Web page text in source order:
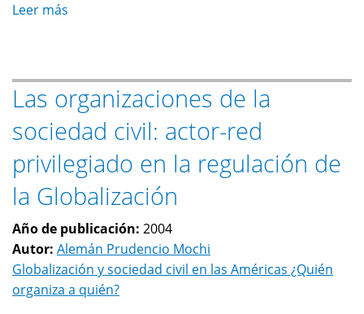
Leer más
software
libre
Las organizaciones de la
sociedad civil: actor-red
privilegiado en la regulación de
la Globalización
Año de publicación: 2004
Autor: Alemán Prudencio Mochi
Globalización y sociedad civil en las Américas ¿Quién
organiza a quién?